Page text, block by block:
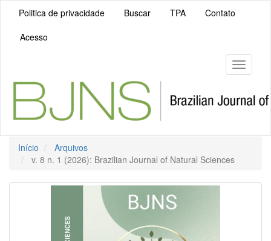
Principal
principal
Politica de privacidade Buscar TPA
Contato
Acesso
Toggle
Início
Arquivos
v. 8 n. 1 (2026): Brazilian Journal of Natural Sciences